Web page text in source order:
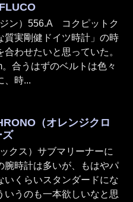
ン）556.A コクピットク
質実剛健ドイツ時計」の時
わせたいと思っていた。
合うはずのベルトは色々
、時...
（オレンジクロ
ズ
クス）サブマリーナーに
腕時計は多いが、もはやパ
いくらいスタンダードにな
いうのも一本欲しいなと思